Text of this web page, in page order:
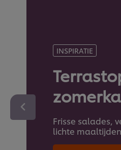
INSPIRATIE
Frisse salades,
lichte